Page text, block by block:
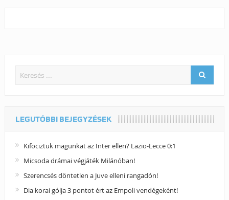
LEGUTÓBBI BEJEGYZÉSEK
Kifociztuk magunkat az Inter ellen? Lazio-Lecce 0:1
Micsoda drámai végjáték Milánóban!
Szerencsés döntetlen a Juve elleni rangadón!
Dia korai gólja 3 pontot ért az Empoli vendégeként!